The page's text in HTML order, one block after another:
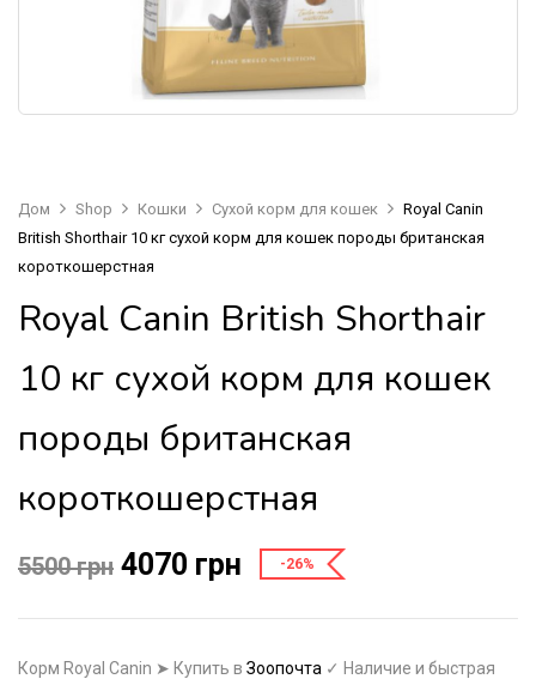
Дом Shop Кошки Сухой корм для кошек
Royal Canin
British Shorthair 10 кг сухой корм для кошек породы британская
короткошерстная
Royal Canin British Shorthair
10 кг сухой корм для кошек
породы британская
короткошерстная
5500грн 4070 грн -26%
Корм Royal Canin ➤ Купить в Зоопочта ✓ Наличие и быстрая